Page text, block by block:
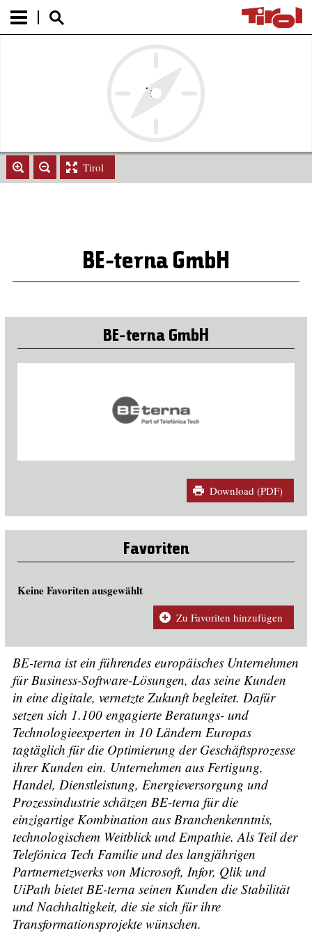
Tirol
BE-terna GmbH
BE-terna GmbH
Download (PDF)
Favoriten
Keine Favoriten ausgewählt
Zu Favoriten hinzufügen
BE-terna ist ein führendes europäisches Unternehmen
für Business-Software-Lösungen, das seine Kunden
in eine digitale, vernetzte Zukunft begleitet. Dafür
setzen sich 1.100 engagierte Beratungs- und
Technologieexperten in 10 Ländern Europas
tagtäglich für die Optimierung der Geschäftsprozesse
ihrer Kunden ein. Unternehmen aus Fertigung,
Handel, Dienstleistung, Energieversorgung und
Prozessindustrie schätzen BE-terna für die
einzigartige Kombination aus Branchenkenntnis,
technologischem Weitblick und Empathie. Als Teil der
Telefónica Tech Familie und des langjährigen
Partnernetzwerks von Microsoft, Infor, Qlik und
UiPath bietet BE-terna seinen Kunden die Stabilität
und Nachhaltigkeit, die sie sich für ihre
Transformationsprojekte wünschen.